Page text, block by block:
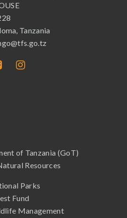
Tanzania
of Tanzania (GoT)
Resources
Parks
Fund
Management